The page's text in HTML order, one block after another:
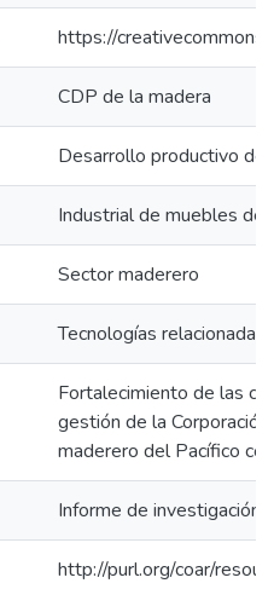
https://
CDP de la madera
Desarrollo productivo de
Industrial de muebles de
Sector maderero
Tecnologías relacionadas
Fortalecimiento de las
gestión de la
maderero del Pacífico
Informe de investigación
http://purl.org/coar/